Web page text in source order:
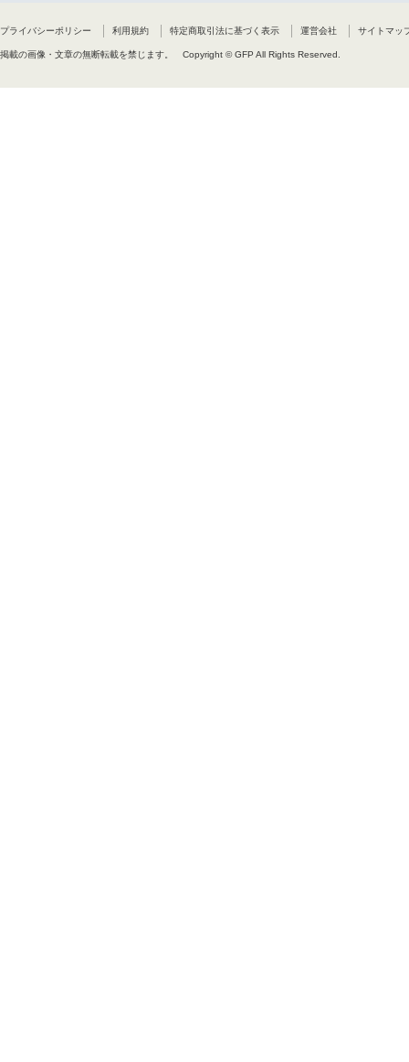
プライバシーポリシー 利用規約 特定商取引法に基づく表示 運営会社 サイトマッ
掲載の画像・文章の無断転載を禁じます。 Copyright © GFP All Rights Reserved.